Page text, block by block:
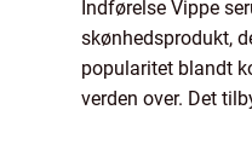
Indførelse Vippe
skønhedsprodukt,
popularitet blandt
verden over. Det